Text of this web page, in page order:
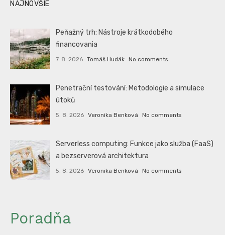
NAJNOVŠIE
Peňažný trh: Nástroje krátkodobého
financovania
7. 8. 2026 Tomáš Hudák No comments
Penetrační testování: Metodologie a simulace
útoků
5. 8. 2026 Veronika Benková No comments
Serverless computing: Funkce jako služba (FaaS)
a bezserverová architektura
5. 8. 2026 Veronika Benková No comments
Poradňa